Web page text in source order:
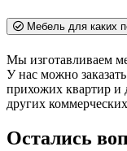
Мебель для каких
Мы изготавливаем
У нас можно
прихожих квартир и
других
Остались